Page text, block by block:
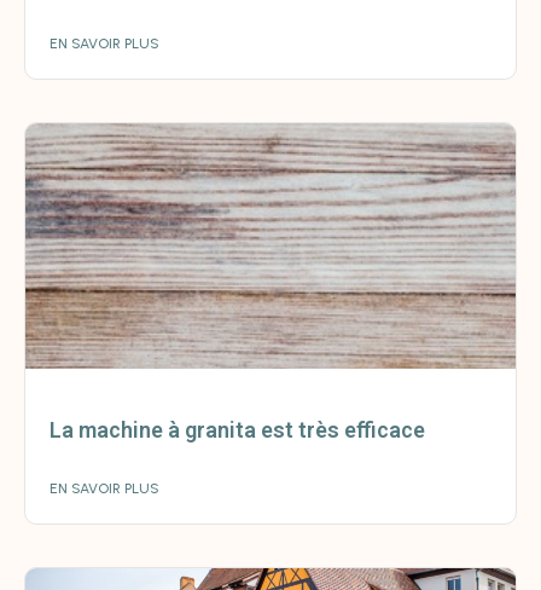
EN SAVOIR PLUS
La machine à granita est très efficace
EN SAVOIR PLUS